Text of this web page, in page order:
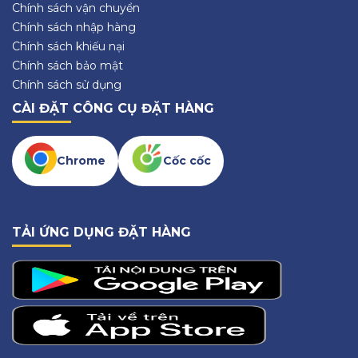
Chính sách vận chuyển
Chính sách nhập hàng
Chính sách khiếu nại
Chính sách bảo mật
Chính sách sử dụng
CÀI ĐẶT CÔNG CỤ ĐẶT HÀNG
Chrome Cốc cốc
TẢI ỨNG DỤNG ĐẶT HÀNG